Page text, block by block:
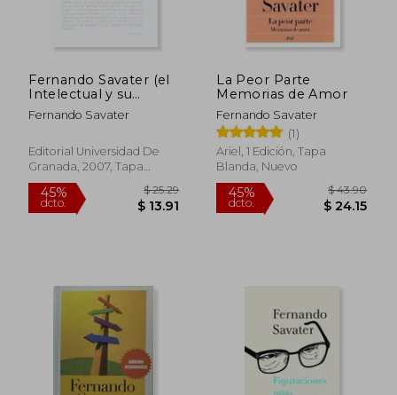
45%
dcto. $ 19.96
45%
dcto. $
Fernando Savater (el
Intelectual y su
Memoria)
Fernando Savater
Editorial Universidad De
Granada, 2007, Tapa
Blanda, Nuevo
La Peor Parte
Memorias de Amor
Fernando Savater
(1)
Ariel, 1 Edición, Tapa
Blanda, Nuevo